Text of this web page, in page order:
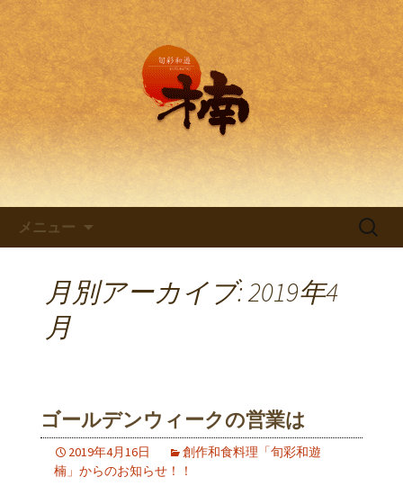
兵庫・西明石の創作和食料理
「旬彩和遊 楠～くすのき～」
兵庫・西明石の創作和食料理 旬彩和
遊 楠。
メニュー
検
月別アーカイブ: 2019年4
月
ゴールデンウィークの営業は
2019年4月16日
創作和食料理「旬彩和遊
楠」からのお知らせ！！